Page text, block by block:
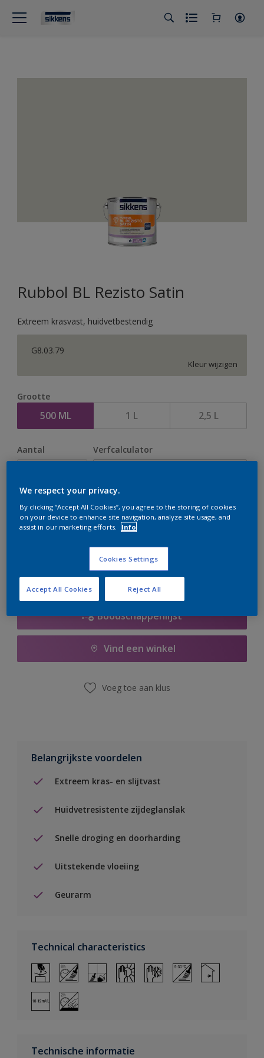
Rubbol BL Rezisto Satin
Extreem krasvast, huidvetbestendig
G8.03.79
Kleur wijzigen
Grootte
500 ML 1 L 2,5 L
Aantal Verfcalculator
Op dit moment is het niet mogelijk dit product online
te bestellen. Houd de website in de gaten, we werken
Boodschappenlijst
Vind een winkel
Voeg toe aan klus
Belangrijkste voordelen
Extreem kras- en slijtvast
Huidvetresistente zijdeglanslak
Snelle droging en doorharding
Uitstekende vloeiing
Geurarm
Technical characteristics
Technische informatie
We respect your privacy.
By clicking “Accept All Cookies”, you agree to the storing of cookies
on your device to enhance site navigation, analyze site usage, and
assist in our marketing efforts.
Info
Cookies Settings
Reject All
Accept All Cookies